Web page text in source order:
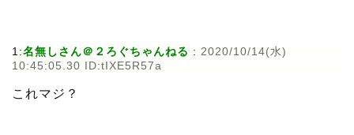
1:名無しさん＠２ろぐちゃんねる : 2020/10/14(水)
10:45:05.30 ID:tIXE5R57a
これマジ？